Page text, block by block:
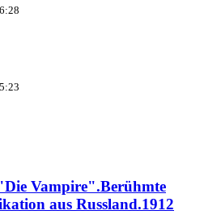
Vampire".Berühmte
aus Russland.1912